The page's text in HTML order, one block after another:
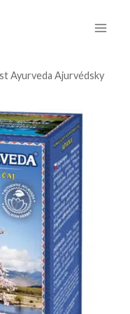
Ayurveda Ajurvédsky